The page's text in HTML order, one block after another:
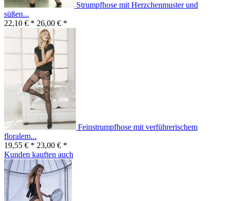
Strumpfhose mit Herzchenmuster und
süßen...
22,10 € * 26,00 € *
Feinstrumpfhose mit verführerischem
floralem...
19,55 € * 23,00 € *
Kunden kauften auch